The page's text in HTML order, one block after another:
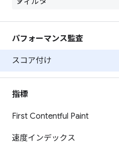
パフォーマンス監査
スコア付け
指標
First Contentful Paint
速度インデックス